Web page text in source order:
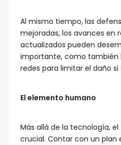
Al mismo tiempo, las
mejoradas, los avances en
actualizados pueden
importante, como también
redes para limitar el daño
El elemento humano
Más allá de la tecnología,
crucial. Contar con un plan